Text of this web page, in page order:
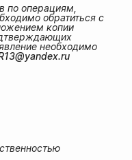
по операциям,
обратиться с
копии
необходимо